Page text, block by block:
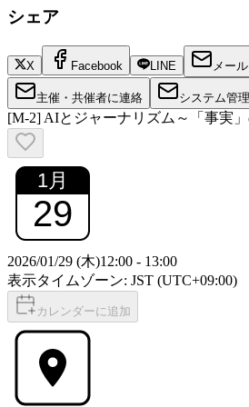
シェア
X Facebook LINE メール
主催・共催者に連絡 システム管
[M-2] AIとジャーナリズム～「事実
1月
29
2026/01/29 (木)12:00 - 13:00
表示タイムゾーン: JST (UTC+09:00)
カレンダーに追加